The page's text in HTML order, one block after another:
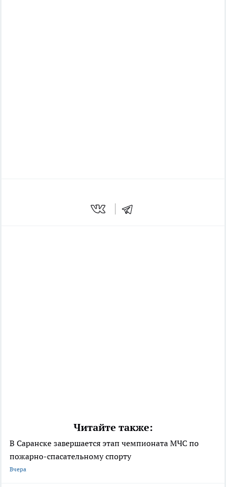
Читайте также:
В Саранске завершается этап чемпионата МЧС по
пожарно-спасательному спорту
Вчера